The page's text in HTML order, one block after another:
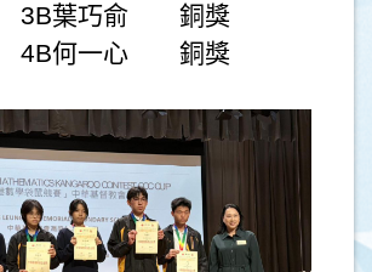
3B葉巧俞 銅獎
4B何一心 銅獎